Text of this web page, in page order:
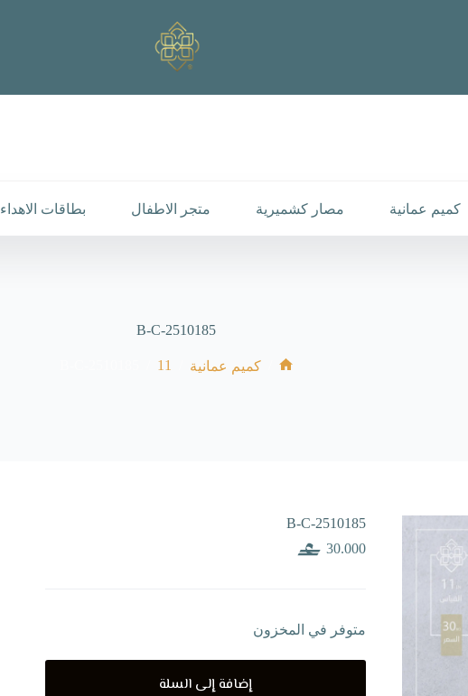
كميم عمانية مصار كشميرية متجر الاطفال بطاقات الاهداء
B-C-2510185
كميم عمانية 11
B-C-2510185
30.000
متوفر في المخزون
إضافة إلى السلة